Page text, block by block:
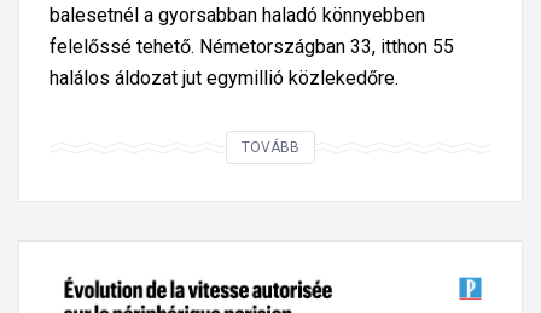
balesetnél a gyorsabban haladó könnyebben
felelőssé tehető. Németországban 33, itthon 55
halálos áldozat jut egymillió közlekedőre.
TOVÁBB
m
e
A